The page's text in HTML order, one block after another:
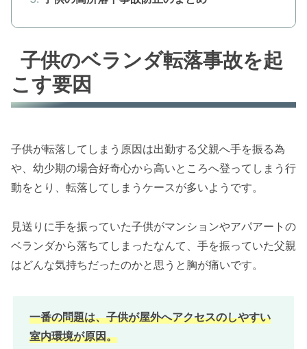
子供のベランダ転落事故を起
こす要因
子供が転落してしまう原因は出勤する父親へ手を振る為
や、幼少期の場合好奇心から高いところへ登ってしまう行
動をとり、転落してしまうケースが多いようです。
見送りに手を振っていた子供がマンションやアパアートの
ベランダから落ちてしまったなんて、手を振っていた父親
はどんな気持ちだったのかと思うと胸が痛いです。
一番の問題は、子供が屋外へアクセスのしやすい
室内環境が原因。